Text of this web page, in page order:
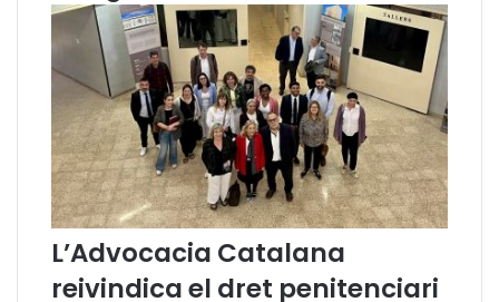
n
g
a
b
u
t
l
e
í
e
t
r
a
m
t
a
r
e
c
L’Advocacia Catalana
reivindica el dret penitenciari